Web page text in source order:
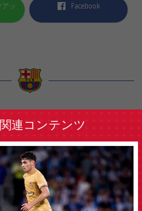
アッ
label.aria.facebook
Facebook
関連コンテンツ
FCB Barcelona badge